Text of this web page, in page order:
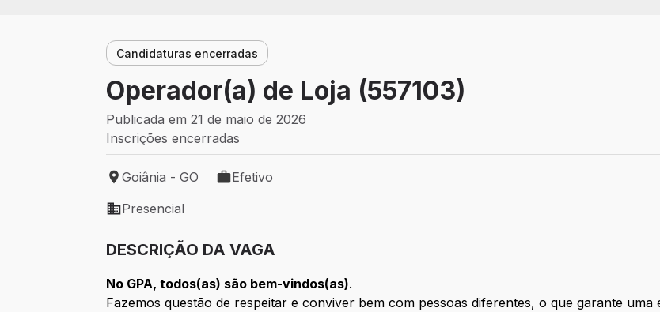
Candidaturas encerradas
Operador(a) de Loja (557103)
Publicada em 21 de maio de 2026
Inscrições encerradas
Local de trabalho: Goiânia - GO
Goiânia - GO
Tipo de vaga: Efetivo
Efetivo
Modelo de trabalho: Presencial
Presencial
DESCRIÇÃO DA VAGA
No GPA, todos(as) são bem-vindos(as).
Fazemos questão de respeitar e conviver bem com pessoas diferentes, o que garante uma